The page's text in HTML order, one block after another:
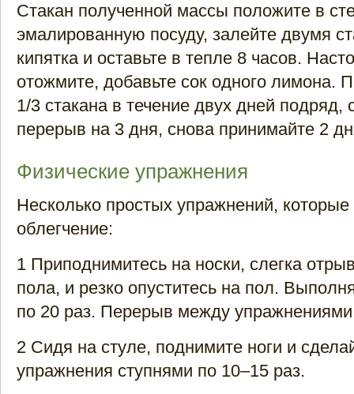
Стакан полученной массы положите в
эмалированную посуду, залейте двумя
кипятка и оставьте в тепле 8 часов.
отожмите, добавьте сок одного лимона.
1/3 стакана в течение двух дней подряд,
перерыв на 3 дня, снова принимайте 2
Физические упражнения
Несколько простых упражнений, которые
облегчение:
1 Приподнимитесь на носки, слегка
пола, и резко опуститесь на пол.
по 20 раз. Перерыв между упражнениями
2 Сидя на стуле, поднимите ноги и
упражнения ступнями по 10–15 раз.